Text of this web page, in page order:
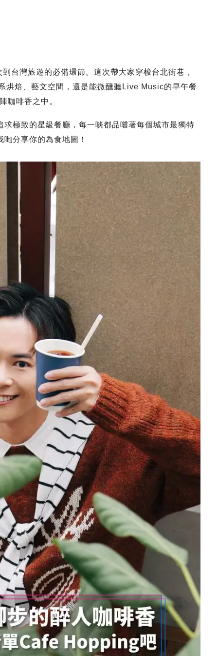
台灣旅遊的必備環節。這次帶大家穿梭台北街巷，
烘焙、藝文空間，還是能微醺聽Live Music的早午餐
咖啡香之中。
極致的星級餐廳，每一啖都品嚐著每個城市最獨特
分享你的為食地圖！